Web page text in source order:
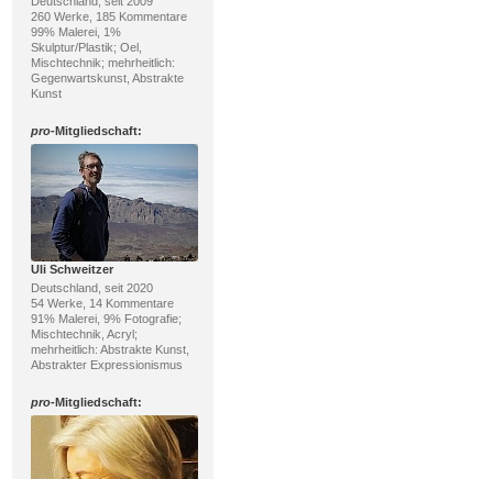
260 Werke, 185 Kommentare
99% Malerei, 1%
Skulptur/Plastik; Oel,
Mischtechnik; mehrheitlich:
Gegenwartskunst, Abstrakte
Kunst
pro-Mitgliedschaft:
Uli Schweitzer
Deutschland, seit 2020
54 Werke, 14 Kommentare
91% Malerei, 9% Fotografie;
Mischtechnik, Acryl;
mehrheitlich: Abstrakte Kunst,
Abstrakter Expressionismus
pro-Mitgliedschaft: